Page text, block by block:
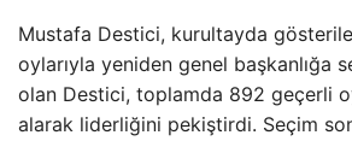
Mustafa Destici, kurultayda
oylarıyla yeniden genel başkanlığa
olan Destici, toplamda 892 geçerli
alarak liderliğini pekiştirdi. Seçim